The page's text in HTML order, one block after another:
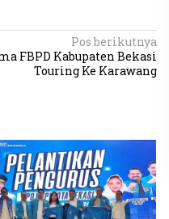
Pos berikutnya
FBPD Kabupaten Bekasi
Touring Ke Karawang